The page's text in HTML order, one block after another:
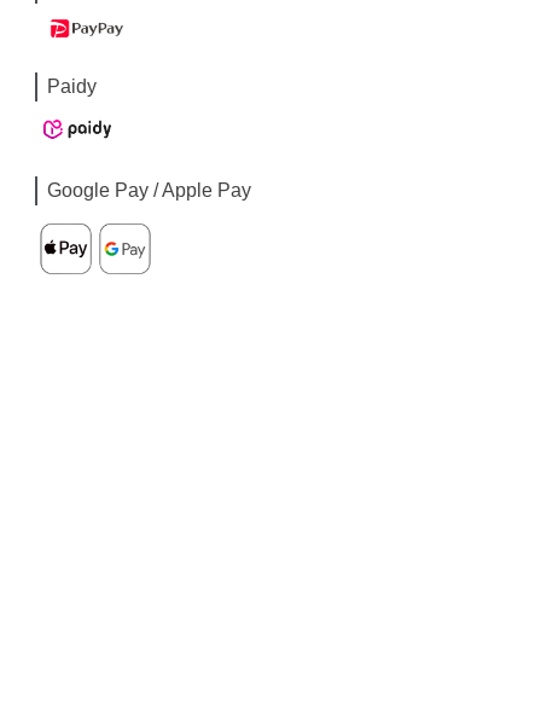
Paidy
Google Pay / Apple Pay